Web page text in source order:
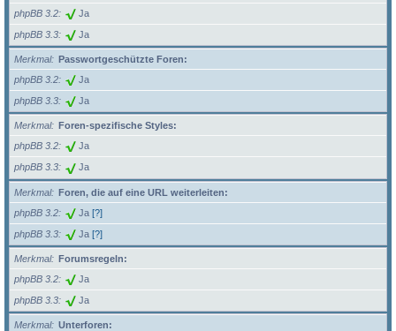
phpBB 3.2
Ja
phpBB 3.3 Ja
Merkmal
Passwortgeschützte Foren:
phpBB 3.2
Ja
phpBB 3.3 Ja
Merkmal
Foren-spezifische Styles:
phpBB 3.2
Ja
phpBB 3.3 Ja
Merkmal
Foren, die auf eine URL weiterleiten:
phpBB 3.2
Ja [?]
phpBB 3.3 Ja [?]
Merkmal
Forumsregeln:
phpBB 3.2
Ja
phpBB 3.3 Ja
Merkmal
Unterforen: